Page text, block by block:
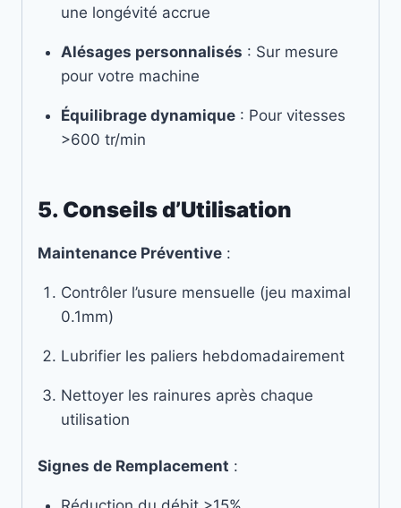
une longévité accrue
Alésages personnalisés : Sur mesure
pour votre machine
Équilibrage dynamique: Pour vitesses
>600 tr/min
5. Conseils d’Utilisation
Maintenance Préventive :
Contrôler l’usure mensuelle (jeu maximal
0.1mm)
Lubrifier les paliers hebdomadairement
Nettoyer les rainures après chaque
utilisation
Signes de Remplacement :